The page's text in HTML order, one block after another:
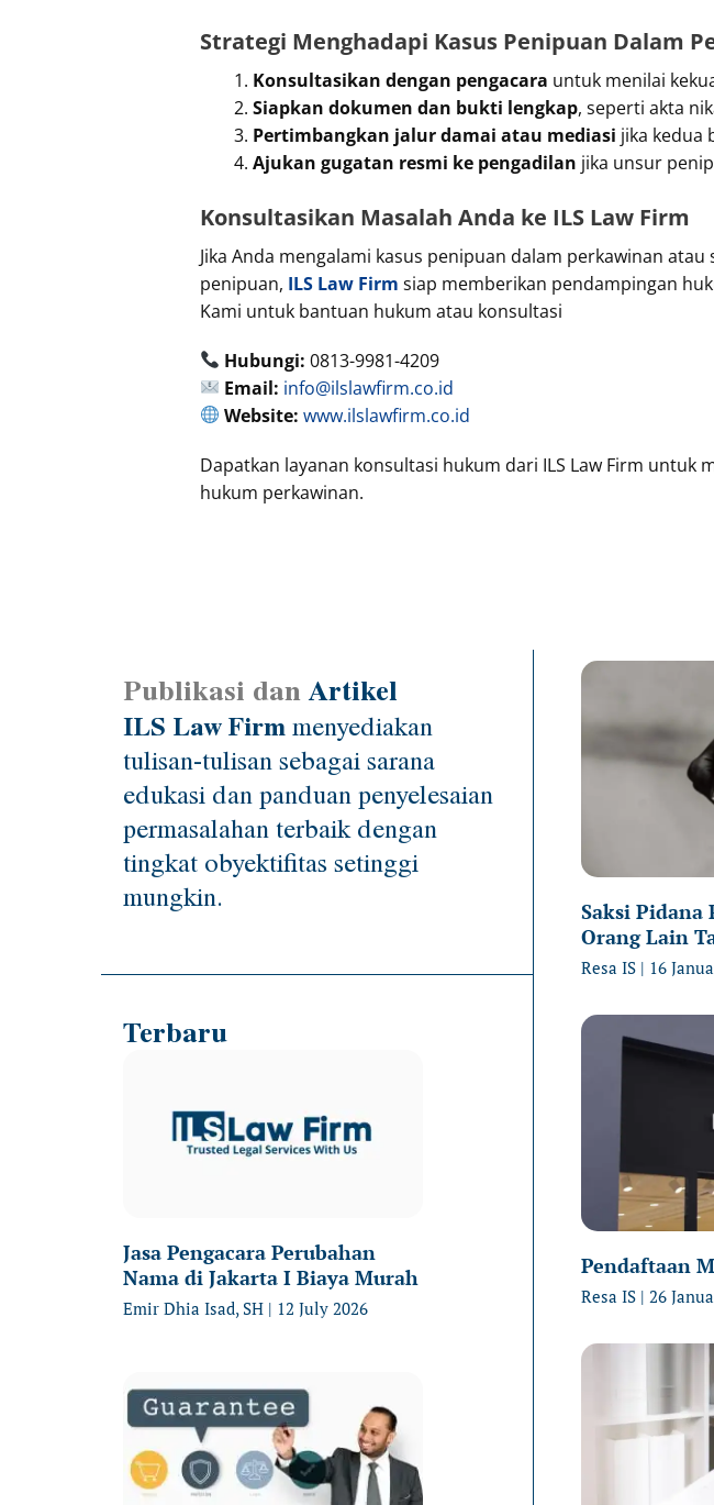
Strategi Menghadapi Kasus Penipuan Dalam
Konsultasikan dengan pengacara untuk menilai
Siapkan dokumen dan bukti lengkap, seperti akta
Pertimbangkan jalur damai atau mediasi jika kedua
Ajukan gugatan resmi ke pengadilan jika unsur
Konsultasikan Masalah Anda ke ILS Law Firm
Jika Anda mengalami kasus penipuan dalam perkawinan
penipuan, ILS Law Firm siap memberikan pendampingan
Kami untuk bantuan hukum atau konsultasi
Hubungi: 0813-9981-4209
Email: info@ilslawfirm.co.id
Website: www.ilslawfirm.co.id
Dapatkan layanan konsultasi hukum dari ILS Law Firm
hukum perkawinan.
Publikasi danArtikel
ILS Law Firmmenyediakan
tulisan-tulisan sebagai sarana
edukasi dan panduan penyelesaian
permasalahan terbaik dengan
tingkat obyektifitas setinggi
mungkin.
Terbaru
Jasa Pengacara Perubahan
Nama di Jakarta I Biaya Murah
Emir Dhia Isad, SH 12 July 2026
Saksi Pidana
Orang Lain
Resa IS 16
Pendaftaan
Resa IS 26